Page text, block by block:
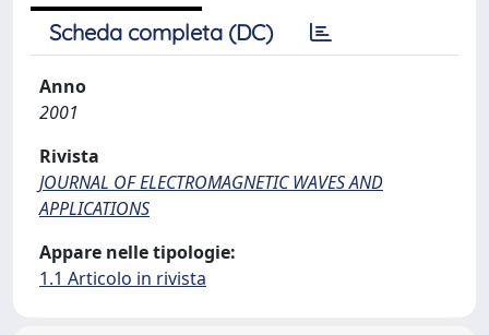
Scheda completa (DC)
Anno
2001
Rivista
JOURNAL OF ELECTROMAGNETIC WAVES AND
APPLICATIONS
Appare nelle tipologie:
1.1 Articolo in rivista